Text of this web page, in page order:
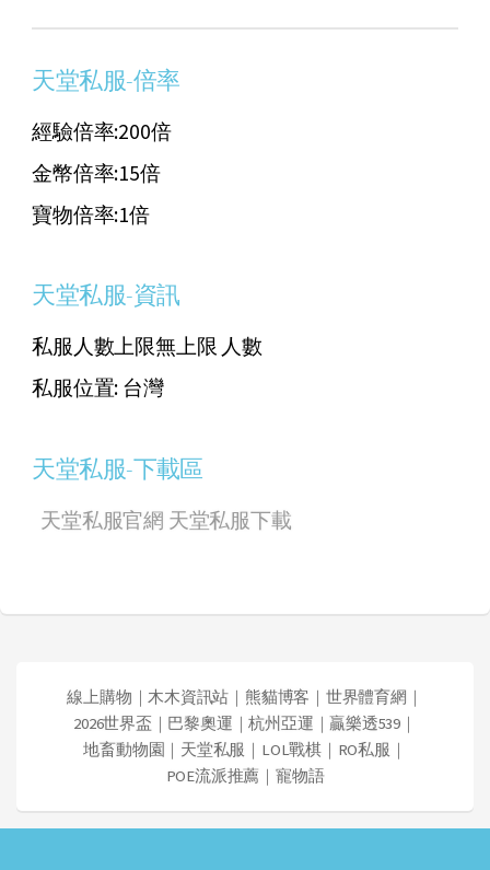
天堂私服-倍率
經驗倍率:200倍
金幣倍率:15倍
寶物倍率:1倍
天堂私服-資訊
私服人數上限無上限 人數
私服位置: 台灣
天堂私服-下載區
天堂私服官網 天堂私服下載
線上購物 ｜木木資訊站 ｜ 熊貓博客 ｜ 世界體育網 ｜
2026世界盃 ｜ 巴黎奧運 ｜杭州亞運 ｜贏樂透539｜
地畜動物園 ｜ 天堂私服 ｜ LOL戰棋｜ RO私服 ｜
POE流派推薦 ｜ 寵物語